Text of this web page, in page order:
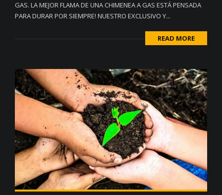
GAS. LA MEJOR FLAMA DE UNA CHIMENEA A GAS ESTÁ PENSADA
PARA DURAR POR SIEMPRE! NUESTRO EXCLUSIVO Y...
READ MORE